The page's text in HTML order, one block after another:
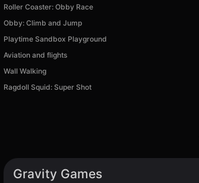
Roller Coaster: Obby Race
Obby: Climb and Jump
Playtime Sandbox Playground
Aviation and flights
Wall Walking
Ragdoll Squid: Super Shot
Gravity Games